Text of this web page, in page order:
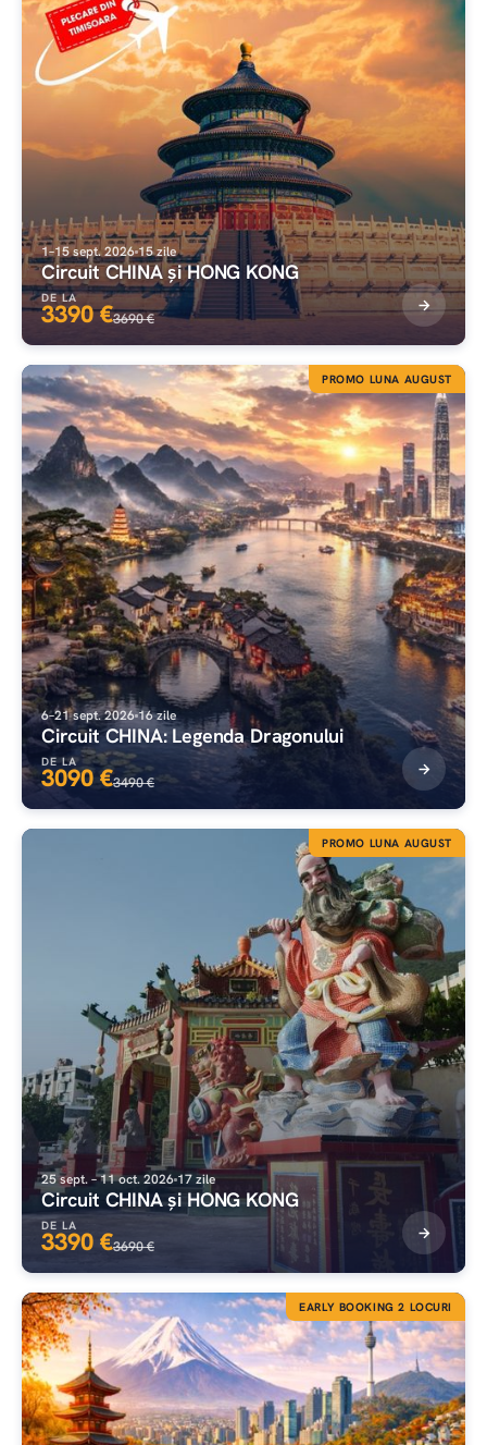
1–15 sept. 202615 zile
Circuit CHINA și HONG KONG
DE LA
3390 €3690 €
6–21 sept. 202616 zile
Circuit CHINA: Legenda Dragonului
DE LA
3090 €3490 €
PROMO LUNA AUGUST
25 sept. – 11 oct. 2026 17 zile
Circuit CHINA și HONG KONG
DE LA
3390 €3690 €
PROMO LUNA AUGUST
EARLY BOOKING 2 LOCURI